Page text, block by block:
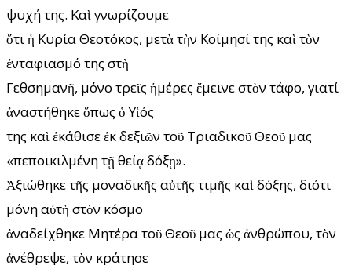
ψυχή της. Καὶ γνωρίζουμε
ὅτι ἡ Κυρία Θεοτόκος, μετὰ τὴν Κοίμησί της καὶ τὸν
ἐνταφιασμό της στὴ
Γεθσημανῆ, μόνο τρεῖς ἡμέρες ἔμεινε στὸν τάφο, γιατί
ἀναστήθηκε ὅπως ὁ Υἱός
της καὶ ἐκάθισε ἐκ δεξιῶν τοῦ Τριαδικοῦ Θεοῦ μας
«πεποικιλμένη τῇ θείᾳ δόξῃ».
Ἀξιώθηκε τῆς μοναδικῆς αὐτῆς τιμῆς καὶ δόξης, διότι
μόνη αὐτὴ στὸν κόσμο
ἀναδείχθηκε Μητέρα τοῦ Θεοῦ μας ὡς ἀνθρώπου, τὸν
ἀνέθρεψε, τὸν κράτησε